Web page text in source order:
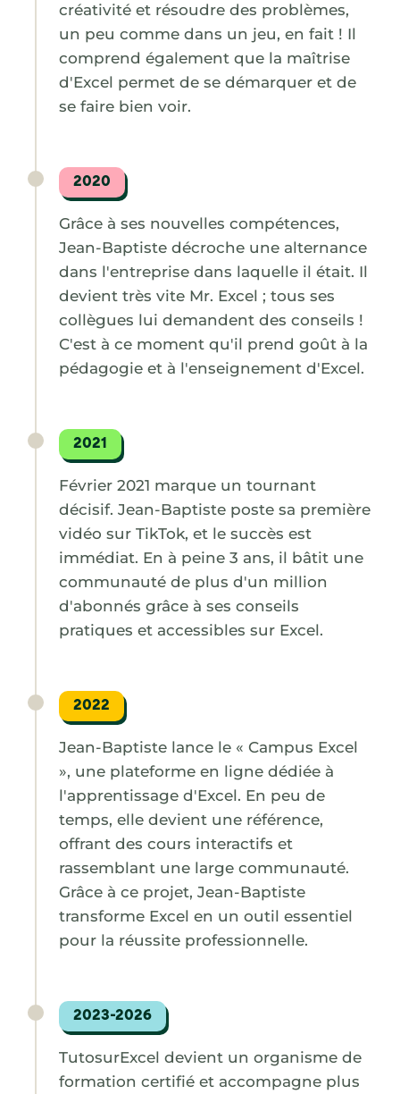
créativité et résoudre des problèmes,
un peu comme dans un jeu, en fait ! Il
comprend également que la maîtrise
d'Excel permet de se démarquer et de
se faire bien voir.
2020
Grâce à ses nouvelles compétences,
Jean-Baptiste décroche une alternance
dans l'entreprise dans laquelle il était. Il
devient très vite Mr. Excel ; tous ses
collègues lui demandent des conseils !
C'est à ce moment qu'il prend goût à la
pédagogie et à l'enseignement d'Excel.
2021
Février 2021 marque un tournant
décisif. Jean-Baptiste poste sa première
vidéo sur TikTok, et le succès est
immédiat. En à peine 3 ans, il bâtit une
communauté de plus d'un million
d'abonnés grâce à ses conseils
pratiques et accessibles sur Excel.
2022
Jean-Baptiste lance le « Campus Excel
», une plateforme en ligne dédiée à
l'apprentissage d'Excel. En peu de
temps, elle devient une référence,
offrant des cours interactifs et
rassemblant une large communauté.
Grâce à ce projet, Jean-Baptiste
transforme Excel en un outil essentiel
pour la réussite professionnelle.
2023-2026
TutosurExcel devient un organisme de
formation certifié et accompagne plus